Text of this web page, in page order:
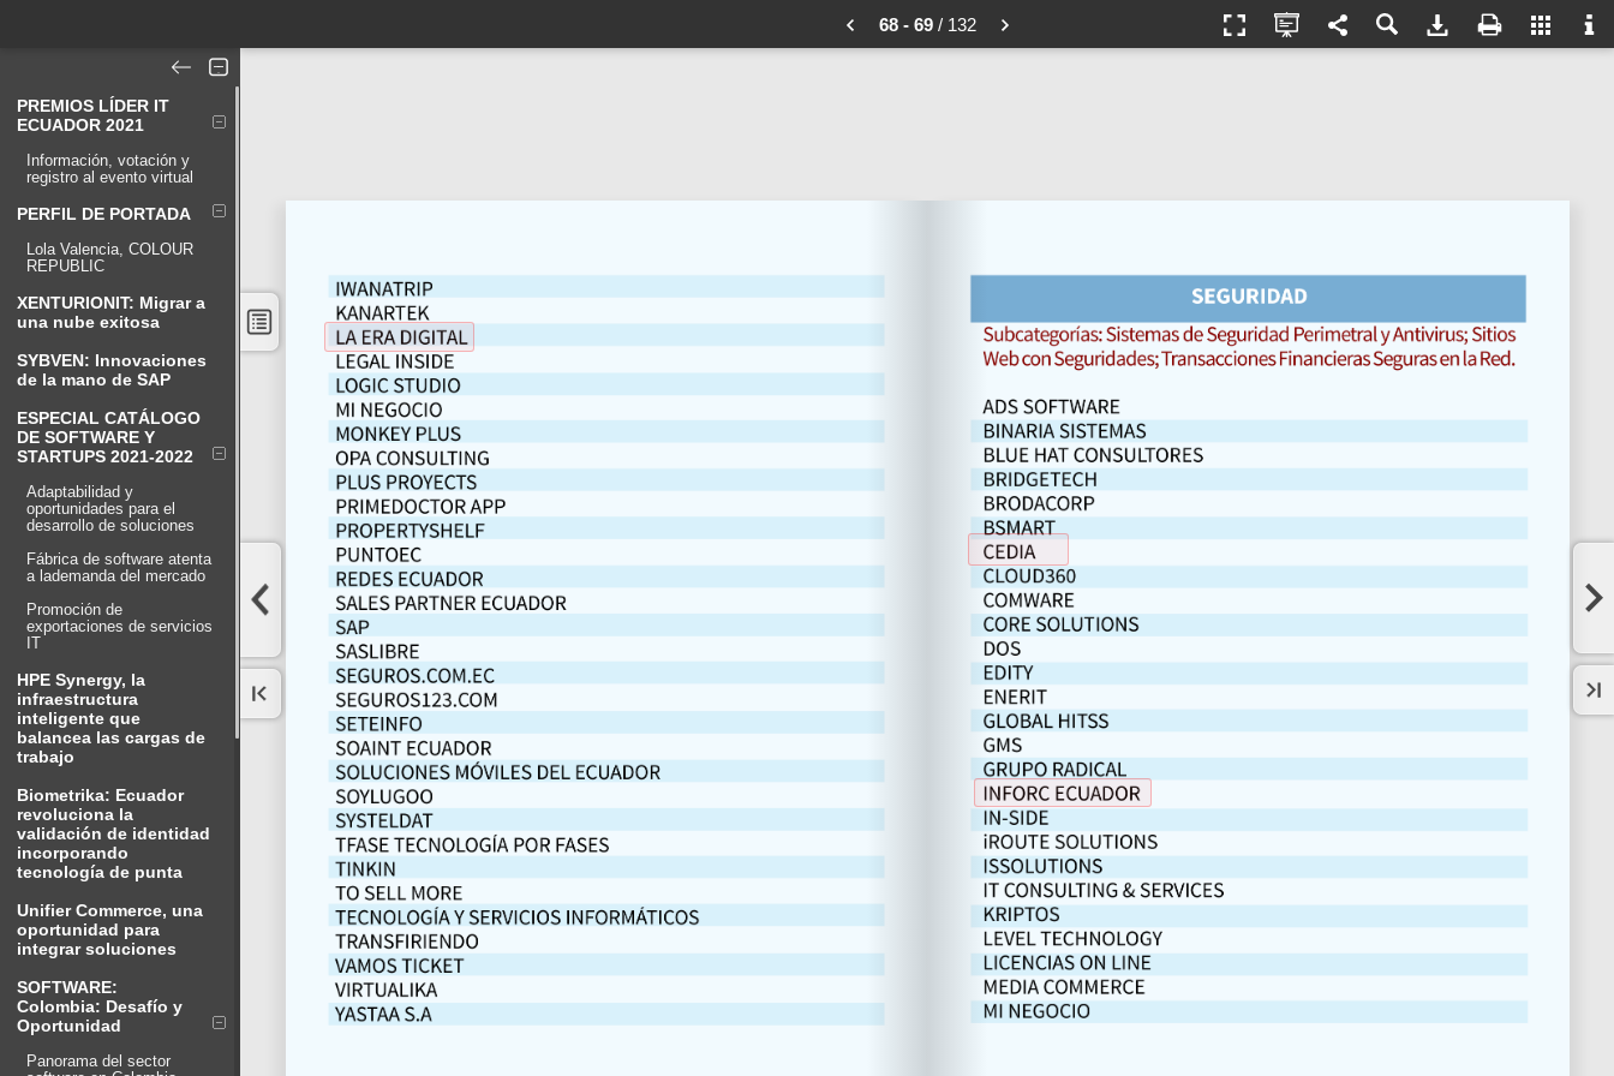
68 - 69/ 132
PREMIOS LÍDER IT
ECUADOR 2021
Información, votación y
registro al evento virtual
PERFIL DE PORTADA
Lola Valencia, COLOUR
REPUBLIC
XENTURIONIT: Migrar a
una nube exitosa
SYBVEN: Innovaciones
de la mano de SAP
ESPECIAL CATÁLOGO
DE SOFTWARE Y
STARTUPS 2021-2022
Adaptabilidad y
oportunidades para el
desarrollo de soluciones
Fábrica de software atenta
a lademanda del mercado
Promoción de
exportaciones de servicios
IT
HPE Synergy, la
infraestructura
inteligente que
balancea las cargas de
trabajo
Biometrika: Ecuador
revoluciona la
validación de identidad
incorporando
tecnología de punta
Unifier Commerce, una
oportunidad para
integrar soluciones
SOFTWARE:
Colombia: Desafío y
Oportunidad
Panorama del sector